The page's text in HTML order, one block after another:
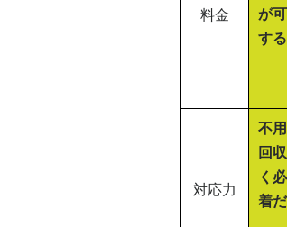
料金
が
す
対応力
不
回
く
着